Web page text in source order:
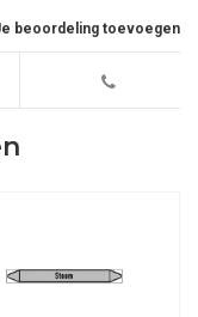
beoordeling toevoegen